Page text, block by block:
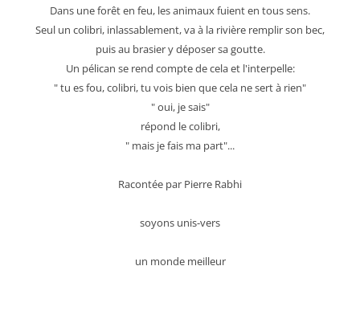
Dans une forêt en feu, les animaux fuient en tous sens.
Seul un colibri, inlassablement, va à la rivière remplir son bec,
puis au brasier y déposer sa goutte.
Un pélican se rend compte de cela et l'interpelle:
" tu es fou, colibri, tu vois bien que cela ne sert à rien"
" oui, je sais"
répond le colibri,
" mais je fais ma part"...
Racontée par Pierre Rabhi
soyons unis-vers
un monde meilleur